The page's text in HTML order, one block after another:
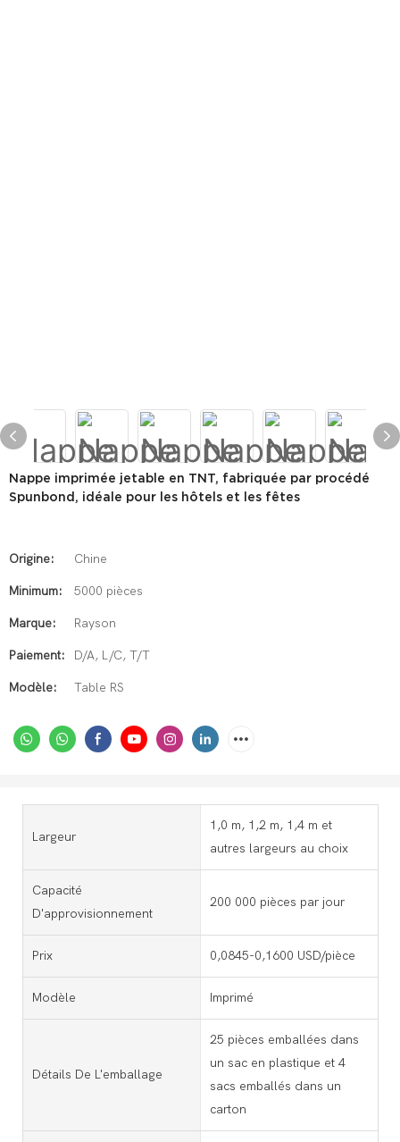
Nappe imprimée jetable en TNT, fabriquée par procédé
Spunbond, idéale pour les hôtels et les fêtes
Origine: Chine
Minimum: 5000 pièces
Marque: Rayson
Paiement: D/A, L/C, T/T
Modèle: Table RS
Largeur
1,0 m, 1,2 m, 1,4 m et
autres largeurs au choix
Capacité
D'approvisionnement
200 000 pièces par jour
Prix 0,0845-0,1600 USD/pièce
Modèle Imprimé
Détails De L'emballage
25 pièces emballées dans
un sac en plastique et 4
sacs emballés dans un
carton